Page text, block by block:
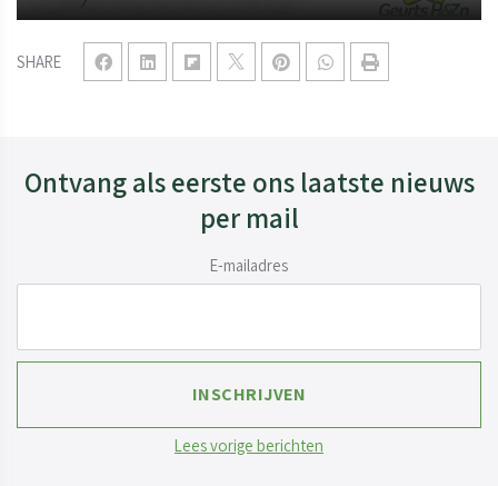
SHARE
Ontvang als eerste ons laatste nieuws
per mail
E-mailadres
Lees vorige berichten